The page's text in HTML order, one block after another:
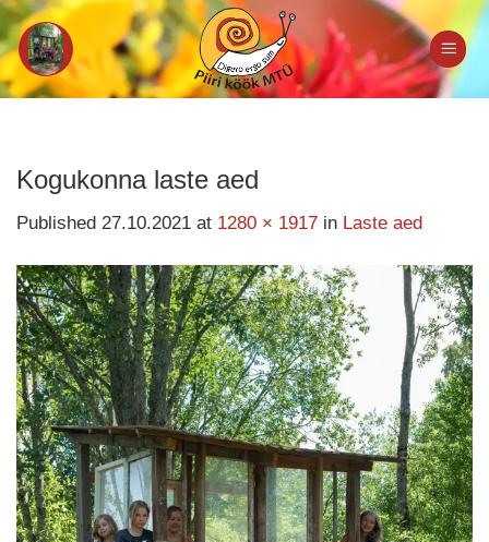
Skip
to
content
Kogukonna laste aed
Published 27.10.2021 at 1280 × 1917 in Laste aed